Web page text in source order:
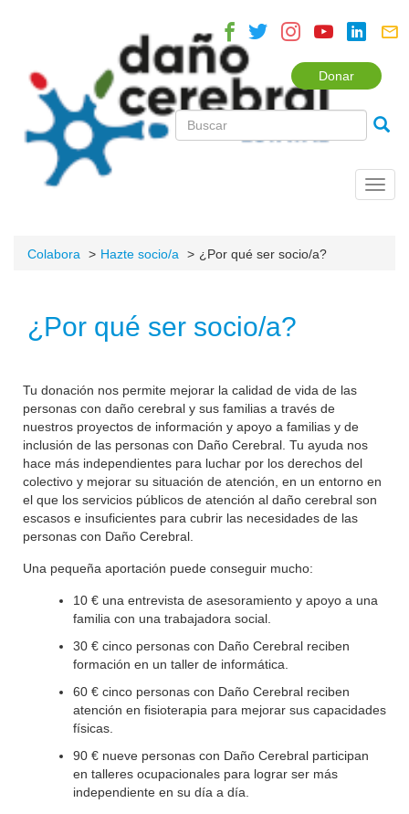
Donar
Colabora Hazte socio/a ¿Por qué ser socio/a?
¿Por qué ser socio/a?
Tu donación nos permite mejorar la calidad de vida de las
personas con daño cerebral y sus familias a través de
nuestros proyectos de información y apoyo a familias y de
inclusión de las personas con Daño Cerebral. Tu ayuda nos
hace más independientes para luchar por los derechos del
colectivo y mejorar su situación de atención, en un entorno en
el que los servicios públicos de atención al daño cerebral son
escasos e insuficientes para cubrir las necesidades de las
personas con Daño Cerebral.
Una pequeña aportación puede conseguir mucho:
10 € una entrevista de asesoramiento y apoyo a una
familia con una trabajadora social.
30 € cinco personas con Daño Cerebral reciben
formación en un taller de informática.
60 € cinco personas con Daño Cerebral reciben
atención en fisioterapia para mejorar sus capacidades
físicas.
90 € nueve personas con Daño Cerebral participan
en talleres ocupacionales para lograr ser más
independiente en su día a día.